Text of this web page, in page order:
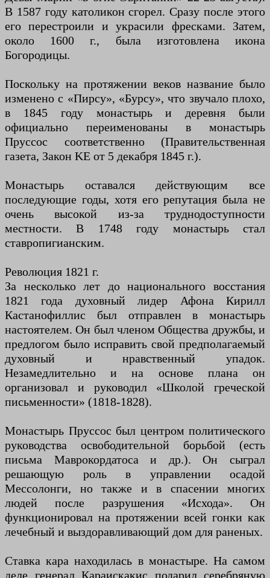
В 1587 году католикон сгорел. Сразу после этого
его перестроили и украсили фресками. Затем,
около 1600 г., была изготовлена ​​икона
Богородицы.
Поскольку на протяжении веков название было
изменено с «Пирсу», «Бурсу», что звучало плохо,
в 1845 году монастырь и деревня были
официально переименованы в монастырь
Пруссос соответственно (Правительственная
газета, Закон KE от 5 декабря 1845 г.).
Монастырь оставался действующим все
последующие годы, хотя его репутация была не
очень высокой из-за труднодоступности
местности. В 1748 году монастырь стал
ставропигианским.
Революция 1821 г.
За несколько лет до национального восстания
1821 года духовный лидер Афона Кирилл
Кастанофиллис был отправлен в монастырь
настоятелем. Он был членом Общества дружбы, и
предлогом было исправить свой предполагаемый
духовный и нравственный упадок.
Незамедлительно и на основе плана он
организовал и руководил «Школой греческой
письменности» (1818-1828).
Монастырь Пруссос был центром политического
руководства освободительной борьбой (есть
письма Маврокордатоса и др.). Он сыграл
решающую роль в управлении осадой
Мессолонги, но также и в спасении многих
людей после разрушения «Исхода». Он
функционировал на протяжении всей гонки как
лечебный и выздоравливающий дом для раненых.
Ставка кара находилась в монастыре. На самом
деле генерал Караискакис подарил серебряную